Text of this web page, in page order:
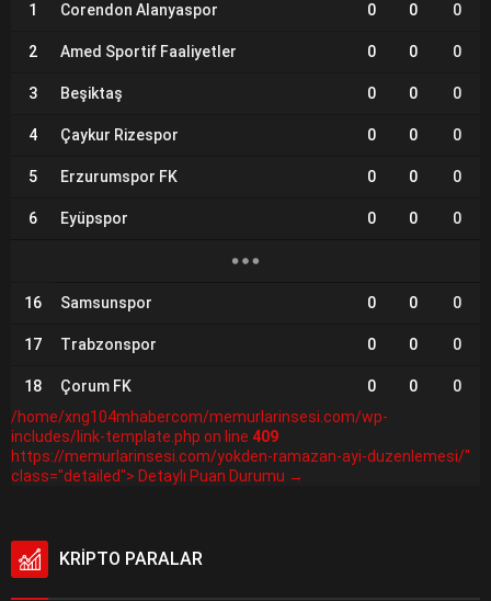
1 Corendon Alanyaspor 0 0 0
2 Amed Sportif Faaliyetler 0 0 0
3 Beşiktaş 0 0 0
4 Çaykur Rizespor 0 0 0
5 Erzurumspor FK 0 0 0
6 Eyüpspor 0 0 0
16 Samsunspor 0 0 0
17 Trabzonspor 0 0 0
18 Çorum FK 0 0
0
/home/xng104mhabercom/memurlarinsesi.com/wp-
includes/link-template.php on line 409
https://memurlarinsesi.com/yokden-ramazan-ayi-duzenlemesi/"
class="detailed"> Detaylı Puan Durumu →
KRİPTO PARALAR